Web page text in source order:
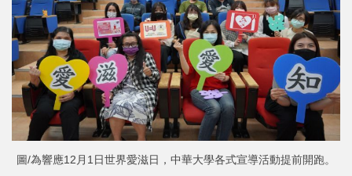
圖/為響應12月1日世界愛滋日，中華大學各式宣導活動提前開跑。